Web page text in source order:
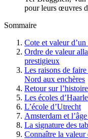
pour leurs œuvres
Sommaire
Cote et valeur
Ordre de valeur
prestigieux
Les raisons de
Nord aux enchères
Retour sur
Les écoles
L’école d’Utrecht
Amsterdam et
La signature des
Connaître la valeur